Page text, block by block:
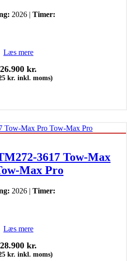
2026 | Timer:
Læs mere
26.900 kr.
kr. inkl. moms)
3617 Tow-Max
Max Pro
2026 | Timer:
Læs mere
28.900 kr.
kr. inkl. moms)